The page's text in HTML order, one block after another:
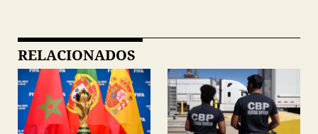
RELACIONADOS